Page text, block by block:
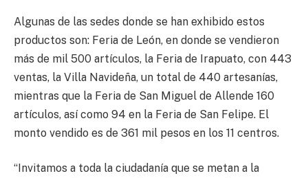
Algunas de las sedes donde se han exhibido estos
productos son: Feria de León, en donde se vendieron
más de mil 500 artículos, la Feria de Irapuato, con 443
ventas, la Villa Navideña, un total de 440 artesanías,
mientras que la Feria de San Miguel de Allende 160
artículos, así como 94 en la Feria de San Felipe. El
monto vendido es de 361 mil pesos en los 11 centros.
“Invitamos a toda la ciudadanía que se metan a la